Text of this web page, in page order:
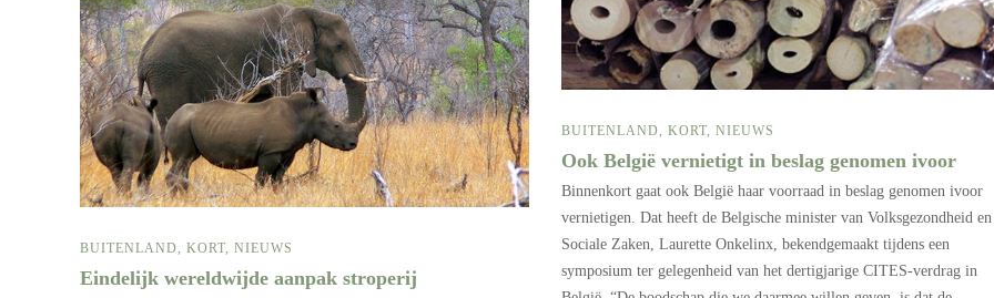
BUITENLAND, KORT, NIEUWS
Ook België vernietigt in beslag genomen ivoor
Binnenkort gaat ook België haar voorraad in beslag genomen ivoor
vernietigen. Dat heeft de Belgische minister van Volksgezondheid en
Sociale Zaken, Laurette Onkelinx, bekendgemaakt tijdens een
symposium ter gelegenheid van het dertigjarige CITES-verdrag in
BUITENLAND, KORT, NIEUWS
Eindelijk wereldwijde aanpak stroperij